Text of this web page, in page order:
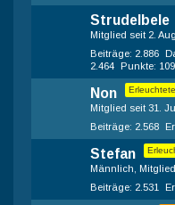
Strudelbele
Mitglied seit 2.
Beiträge 2.886
2.464 Punkte
Non
Mitglied seit 31.
Beiträge 2.568
Stefan
Männlich
Beiträge 2.531